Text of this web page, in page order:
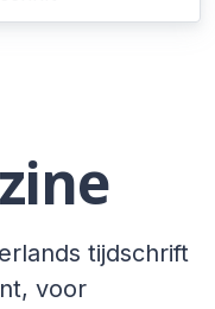
tijdschrift
voor